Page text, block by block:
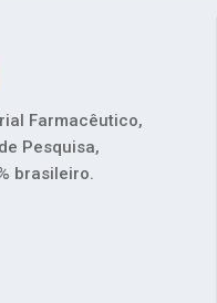
Farmacêutico,
Pesquisa,
brasileiro.